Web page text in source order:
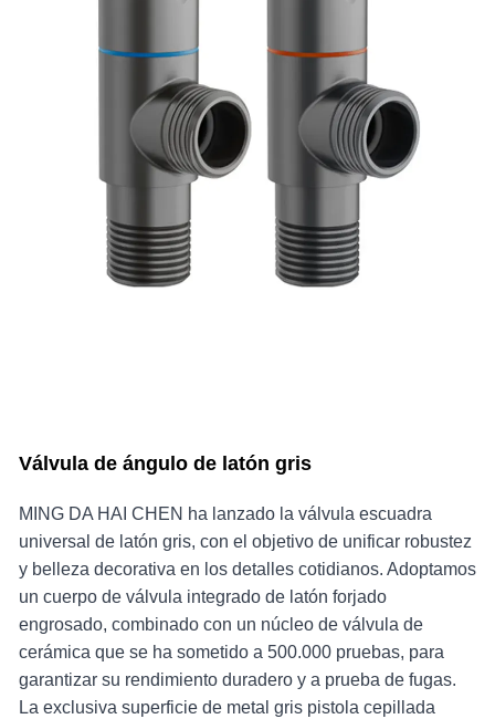
Válvula de ángulo de latón gris
MING DA HAI CHEN ha lanzado la válvula escuadra
universal de latón gris, con el objetivo de unificar robustez
y belleza decorativa en los detalles cotidianos. Adoptamos
un cuerpo de válvula integrado de latón forjado
engrosado, combinado con un núcleo de válvula de
cerámica que se ha sometido a 500.000 pruebas, para
garantizar su rendimiento duradero y a prueba de fugas.
La exclusiva superficie de metal gris pistola cepillada